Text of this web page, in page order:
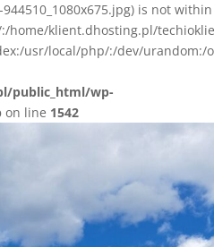
is not
klient.dhosting.pl/
usr/local/php/:/dev/
public_html/wp-
on line 1542